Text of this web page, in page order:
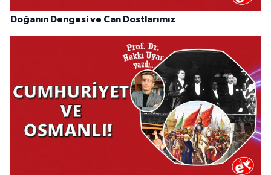
Doğanın Dengesi ve Can Dostlarımız